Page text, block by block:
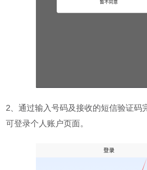
2、通过输入号码及接收的短信验证码
可登录个人账户页面。